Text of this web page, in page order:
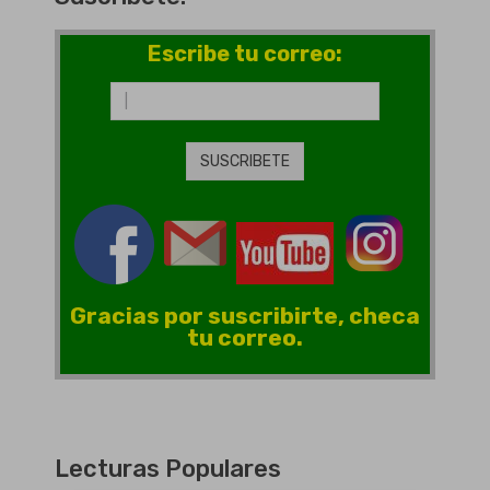
Escribe tu correo:
Gracias por suscribirte, checa
tu correo.
Lecturas Populares